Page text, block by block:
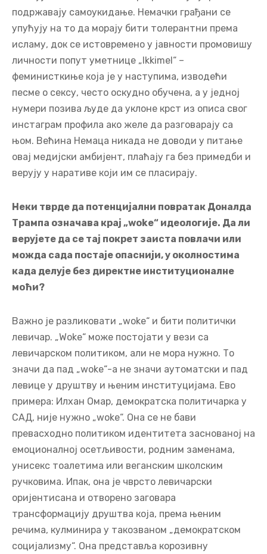
подржавају самоукидање. Немачки грађани се
упућују на то да морају бити толерантни према
исламу, док се истовремено у јавности промовишу
личности попут уметнице „Ikkimel“ –
феминисткиње која је у наступима, изводећи
песме о сексу, често оскудно обучена, а у једној
нумери позива људе да уклоне крст из описа свог
инстаграм профила ако желе да разговарају са
њом. Већина Немаца никада не доводи у питање
овај медијски амбијент, плаћају га без примедби и
верују у наративе који им се пласирају.
Неки тврде да потенцијални повратак Доналда
Трампа означава крај „woke“ идеологије. Да ли
верујете да се тај покрет заиста повлачи или
можда сада постаје опаснији, у околностима
када делује без директне институционалне
моћи?
Важно је разликовати „woke“ и бити политички
левичар. „Woke“ може постојати у вези са
левичарском политиком, али не мора нужно. То
значи да пад „woke“-а не значи аутоматски и пад
левице у друштву и њеним институцијама. Ево
примера: Илхан Омар, демократска политичарка у
САД, није нужно „woke“. Она се не бави
превасходно политиком идентитета заснованој на
емоционалној осетљивости, родним заменама,
унисекс тоалетима или веганским школским
ручковима. Ипак, она је чврсто левичарски
оријентисана и отворено заговара
трансформацију друштва која, према њеним
речима, кулминира у такозваном „демократском
социјализму“. Она представља корозивну